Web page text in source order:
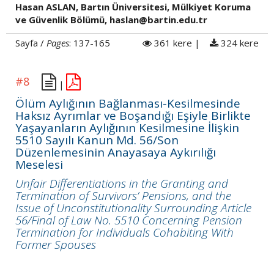
Hasan ASLAN, Bartın Üniversitesi, Mülkiyet Koruma
ve Güvenlik Bölümü, haslan@bartin.edu.tr
Sayfa / Pages: 137-165 361 kere | 324 kere
#8 |
Ölüm Aylığının Bağlanması-Kesilmesinde
Haksız Ayrımlar ve Boşandığı Eşiyle Birlikte
Yaşayanların Aylığının Kesilmesine İlişkin
5510 Sayılı Kanun Md. 56/Son
Düzenlemesinin Anayasaya Aykırılığı
Meselesi
Unfair Differentiations in the Granting and
Termination of Survivors’ Pensions, and the
Issue of Unconstitutionality Surrounding Article
56/Final of Law No. 5510 Concerning Pension
Termination for Individuals Cohabiting With
Former Spouses